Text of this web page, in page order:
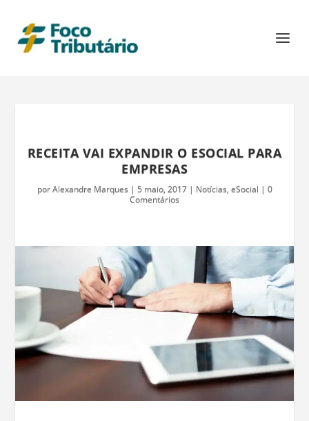
RECEITA VAI EXPANDIR O ESOCIAL PARA
EMPRESAS
porAlexandre Marques | 5 maio, 2017| Notícias, eSocial | 0
Comentários